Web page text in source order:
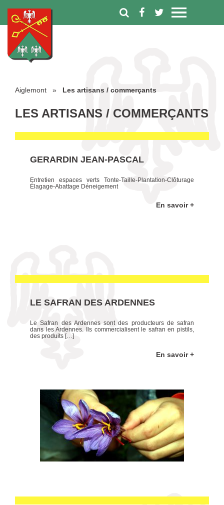
Aiglemont » Les artisans / commerçants
LES ARTISANS / COMMERÇANTS
GERARDIN JEAN-PASCAL
Entretien espaces verts Tonte-Taille-Plantation-Clôturage
Élagage-Abattage Déneigement
En savoir +
LE SAFRAN DES ARDENNES
Le Safran des Ardennes sont des producteurs de safran
dans les Ardennes. Ils commercialisent le safran en pistils,
des produits […]
En savoir +